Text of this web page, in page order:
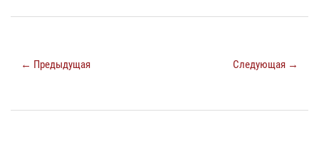
← Предыдущая Следующая →